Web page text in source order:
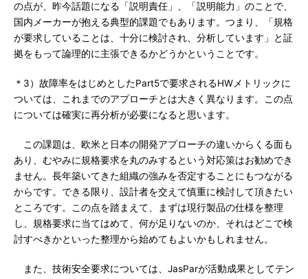
の点が、昨今話題になる「説明責任」、「説明能力」のことで、
国内メーカーが抱える典型的課題でもあります。つまり、「規格
が要求していることは、十分に検討され、分析しています」と証
拠をもって論理的に主張できるかどうかということです。
＊3）故障率をはじめとしたPart5で要求されるHWメトリックに
ついては、これまでのアプローチとは大きく異なります。この点
については確実に再分析が必要になると思います。
この課題は、欧米と日本の開発アプローチの違いからくる面も
あり、むやみに規格要求を丸のみするという対応策はお勧めでき
ません。長年築いてきた組織の強みを否定することにもつながる
からです。できる限り、設計者を交えて慎重に検討して頂きたい
ところです。この点を踏まえて、まずは現行製品の仕様を整理
し、規格要求に当てはめて、何が足りないのか、それはどこで検
討すべきかといった整理から始めてもよいかもしれません。
また、技術安全要求については、JasParが活動成果としてテン